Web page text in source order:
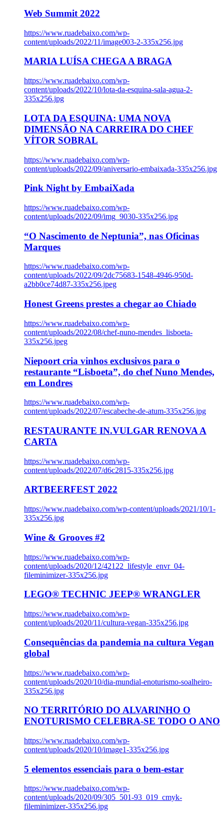
Web Summit 2022
https://www.ruadebaixo.com/wp-
content/uploads/2022/11/image003-2-335x256.jpg
MARIA LUÍSA CHEGA A BRAGA
https://www.ruadebaixo.com/wp-
content/uploads/2022/10/lota-da-esquina-sala-agua-2-
335x256.jpg
LOTA DA ESQUINA: UMA NOVA
DIMENSÃO NA CARREIRA DO CHEF
VÍTOR SOBRAL
https://www.ruadebaixo.com/wp-
content/uploads/2022/09/aniversario-embaixada-335x256.jpg
Pink Night by EmbaiXada
https://www.ruadebaixo.com/wp-
content/uploads/2022/09/img_9030-335x256.jpg
“O Nascimento de Neptunia”, nas Oficinas
Marques
https://www.ruadebaixo.com/wp-
content/uploads/2022/09/2dc75683-1548-4946-950d-
a2bb0ce74d87-335x256.jpeg
Honest Greens prestes a chegar ao Chiado
https://www.ruadebaixo.com/wp-
content/uploads/2022/08/chef-nuno-mendes_lisboeta-
335x256.jpeg
Niepoort cria vinhos exclusivos para o
restaurante “Lisboeta”, do chef Nuno Mendes,
em Londres
https://www.ruadebaixo.com/wp-
content/uploads/2022/07/escabeche-de-atum-335x256.jpg
RESTAURANTE IN.VULGAR RENOVA A
CARTA
https://www.ruadebaixo.com/wp-
content/uploads/2022/07/d6c2815-335x256.jpg
ARTBEERFEST 2022
https://www.ruadebaixo.com/wp-content/uploads/2021/10/1-
335x256.jpg
Wine & Grooves #2
https://www.ruadebaixo.com/wp-
content/uploads/2020/12/42122_lifestyle_envr_04-
fileminimizer-335x256.jpg
LEGO® TECHNIC JEEP® WRANGLER
https://www.ruadebaixo.com/wp-
content/uploads/2020/11/cultura-vegan-335x256.jpg
Consequências da pandemia na cultura Vegan
global
https://www.ruadebaixo.com/wp-
content/uploads/2020/10/dia-mundial-enoturismo-soalheiro-
335x256.jpg
NO TERRITÓRIO DO ALVARINHO O
ENOTURISMO CELEBRA-SE TODO O ANO
https://www.ruadebaixo.com/wp-
content/uploads/2020/10/image1-335x256.jpg
5 elementos essenciais para o bem-estar
https://www.ruadebaixo.com/wp-
content/uploads/2020/09/305_501-93_019_cmyk-
fileminimizer-335x256.jpg